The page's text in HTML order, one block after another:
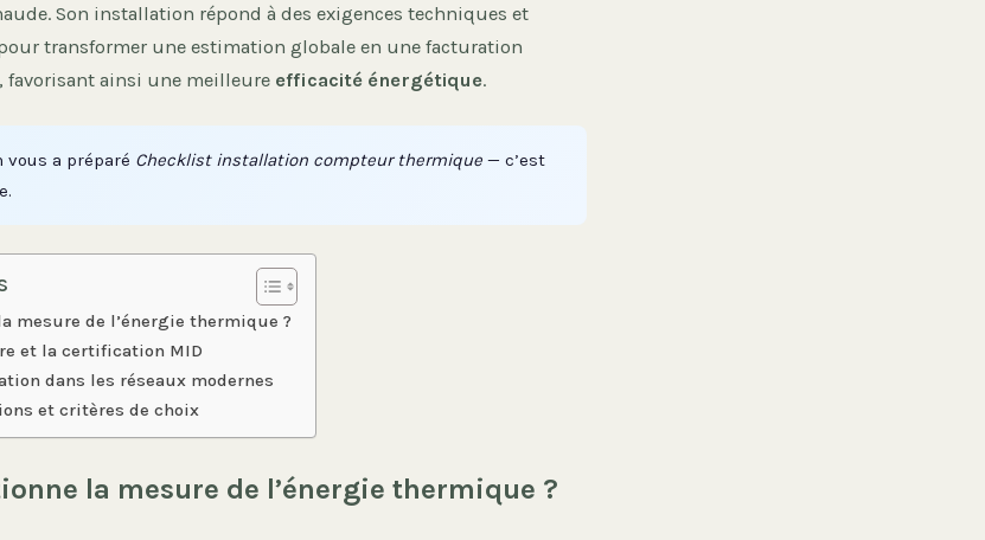
Son installation répond à des exigences techniques et
transformer une estimation globale en une facturation
favorisant ainsi une meilleure efficacité énergétique.
vous a préparé Checklist installation compteur thermique — c’est
mesure de l’énergie thermique ?
et la certification MID
dans les réseaux modernes
et critères de choix
la mesure de l’énergie thermique ?